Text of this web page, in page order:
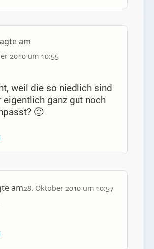
am
2010 um 10:55
weil die so niedlich sind
eigentlich ganz gut noch
🙂
am28. Oktober 2010 um 10:57